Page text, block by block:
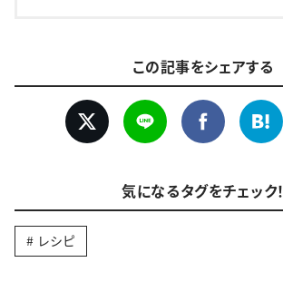
この記事をシェアする
気になるタグをチェック！
レシピ